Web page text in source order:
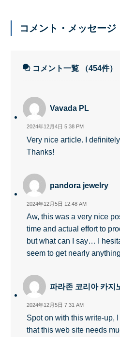
コメント・メッセージ
コメント一覧 （454件）
Vavada PL
2024年12月4日 5:38 PM
Very nice article. I
Thanks!
pandora jewelry
2024年12月5日 12:48 AM
Aw, this was a very nice
time and actual effort to
but what can I say… I
seem to get nearly
파라존 코리아 카지
2024年12月5日 7:31 AM
Spot on with this write-up,
that this web site needs